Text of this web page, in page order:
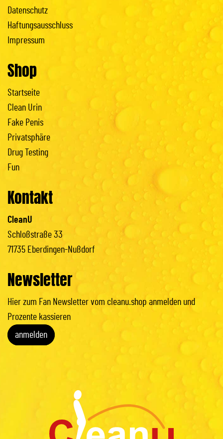
Datenschutz
Haftungsausschluss
Impressum
Shop
Startseite
Clean Urin
Fake Penis
Privatsphäre
Drug Testing
Fun
Kontakt
CleanU
Schloßstraße 33
71735 Eberdingen-Nußdorf
Newsletter
Hier zum Fan Newsletter vom cleanu.shop anmelden und
Prozente kassieren
anmelden